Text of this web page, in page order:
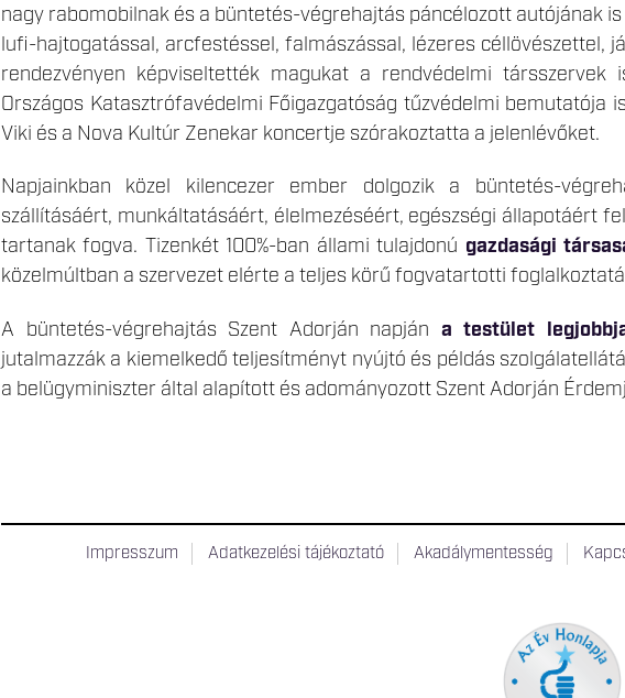
nagy rabomobilnak és a büntetés-végrehajtás páncélozott autójának
lufi-hajtogatással, arcfestéssel, falmászással, lézeres céllövészettel,
rendezvényen képviseltették magukat a rendvédelmi
Országos Katasztrófavédelmi Főigazgatóság tűzvédelmi
Viki és a Nova Kultúr Zenekar koncertje szórakoztatta a jelenlévőket.
Napjainkban közel kilencezer ember dolgozik a büntetés-
szállításáért, munkáltatásáért, élelmezéséért, egészségi állapotáért
tartanak fogva. Tizenkét 100%-ban állami tulajdonú gazdasági
közelmúltban a szervezet elérte a teljes körű fogvatartotti
A büntetés-végrehajtás Szent Adorján napján a testület
jutalmazzák a kiemelkedő teljesítményt nyújtó és példás
a belügyminiszter által alapított és adományozott Szent Adorján
Impresszum Adatkezelési tájékoztató Akadálymentesség